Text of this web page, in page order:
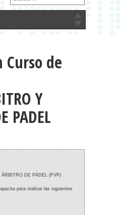
de
Y
PADEL
DE PÁDEL (FVP)
para realizar las siguientes